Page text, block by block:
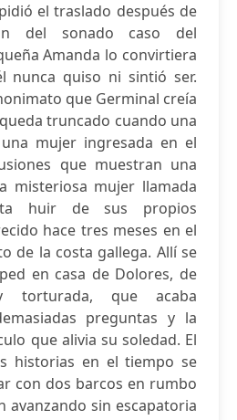
el traslado después de
del sonado caso del
Amanda lo convirtiera
nunca quiso ni sintió ser.
que Germinal creía
truncado cuando una
mujer ingresada en el
que muestran una
misteriosa mujer llamada
huir de sus propios
hace tres meses en el
de la costa gallega. Allí se
en casa de Dolores, de
torturada, que acaba
preguntas y la
que alivia su soledad. El
historias en el tiempo se
con dos barcos en rumbo
avanzando sin escapatoria